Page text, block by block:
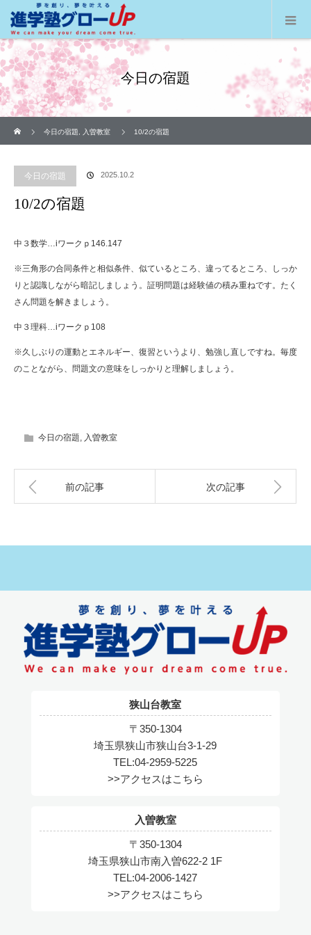
今日の宿題
今日の宿題
入曽教室 10/2の宿題
今日の宿題 2025.10.2
10/2の宿題
中３数学…iワークｐ146.147
※三角形の合同条件と相似条件、似ているところ、違ってるところ、しっか
りと認識しながら暗記しましょう。証明問題は経験値の積み重ねです。たく
さん問題を解きましょう。
中３理科…iワークｐ108
※久しぶりの運動とエネルギー、復習というより、勉強し直しですね。毎度
のことながら、問題文の意味をしっかりと理解しましょう。
今日の宿題, 入曽教室
前の記事 次の記事
狭山台教室
〒350-1304
埼玉県狭山市狭山台3-1-29
TEL:04-2959-5225
>>アクセスはこちら
入曽教室
〒350-1304
埼玉県狭山市南入曽622-2 1F
TEL:04-2006-1427
>>アクセスはこちら